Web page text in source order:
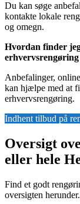
Du kan søge
kontakte lokale
og omegn.
Hvordan finder
Anbefalinger,
kan hjælpe med at
erhvervsrengøring.
Indhent tilbud på
Oversigt
eller hele
Find et godt
oversigten herunder.